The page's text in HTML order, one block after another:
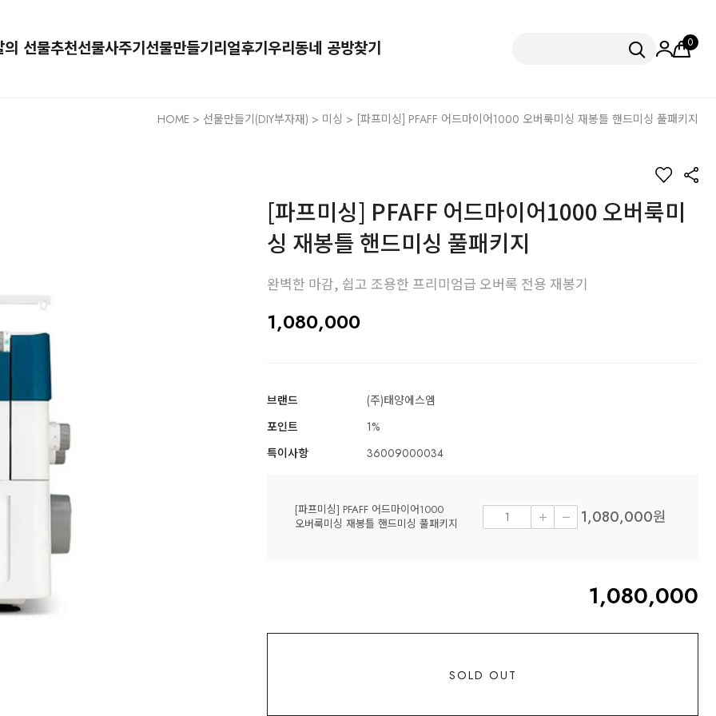
의 선물추천선물사주기 선물만들기 리얼후기 우리동네 공방찾기 0
HOME > 선물만들기(DIY부자재) > 미싱 > [파프미싱] PFAFF 어드마이어1000 오버룩미싱 재봉틀 핸드미싱 풀패키지
[파프미싱] PFAFF 어드마이어1000 오버룩미
싱 재봉틀 핸드미싱 풀패키지
완벽한 마감, 쉽고 조용한 프리미엄급 오버록 전용 재봉기
1,080,000
브랜드
(주)태양에스엠
포인트
1%
특이사항
36009000034
[파프미싱] PFAFF 어드마이어1000
오버룩미싱 재봉틀 핸드미싱 풀패키지
1,080,000원
1,080,000
SOLD OUT